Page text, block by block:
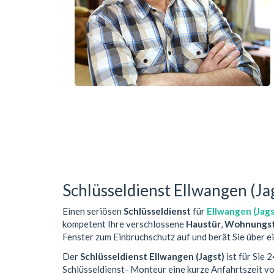
Schlüsseldienst Ellwangen
Einen seriösen Schlüsseldienst für Ellwangen
kompetent Ihre verschlossene Haustür,
Fenster zum Einbruchschutz auf und berät Sie über
DerSchlüsseldienst Ellwangen (Jagst) ist für Sie
Schlüsseldienst- Monteur eine kurze Anfahrtszeit